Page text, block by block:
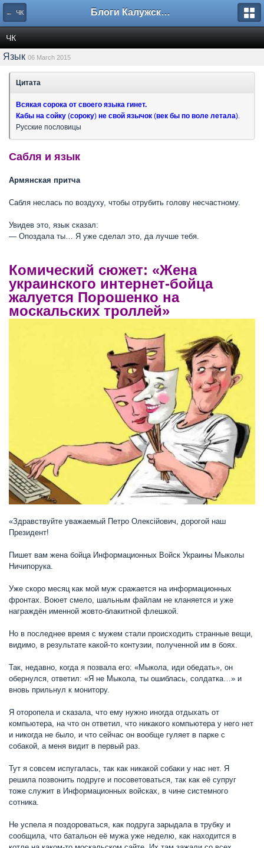
← ЧК Блоги Калужского перекрестка
ЧК
Язык 06 March 2015
Цитата
Всякая сорока от своего языка гинет.
Кабы на сойку (сороку) не свой язычок (век бы по воле летала).
Русские пословицы
Сабля и язык
Армянская притча
Сабля неслась по воздуху, чтобы отрубить голову несчастному.
Увидев это, язык сказал:
— Опоздала ты… Я уже сделал это, да лучше тебя.
Комический сюжет: «Жена
украинского интернет-бойца
жалуется Порошенко на
москальских троллей»
«Здравствуйте уважаемый Петро Олексійович, дорогой наш
Президент!
Пишет вам жена бойца Информационных Войск Украины Мыколы
Ничипорука.
Уже скоро месяц как мой муж сражается на информационных
фронтах. Воюет смело, шальным файлам не кланяется и уже
награждён именной жовто-блакитной флешкой.
Но в последнее время с мужем стали происходить странные вещи,
видимо, в результате какой-то контузии, полученной им в боях.
Так, недавно, когда я позвала его: «Мыкола, иди обедать», он
обернулся, ответил: «Я не Мыкола, ты ошиблась, солдатка…» и
вновь прильнул к монитору.
Я оторопела и сказала, что ему нужно иногда отдыхать от
компьютера, на что он ответил, что никакого компьютера у него нет
и никогда не было, и что сейчас он вообще гуляет в парке с
собакой, а меня видит в первый раз.
Тут я совсем испугалась, так как никакой собаки у нас нет. Я
решила позвонить подруге и посоветоваться, так как её супруг
тоже служит в Информационных войсках, в чине системного
сотника.
Не успела я поздороваться, как подруга зарыдала в трубку и
сообщила, что батальон её мужа уже неделю, как находится в